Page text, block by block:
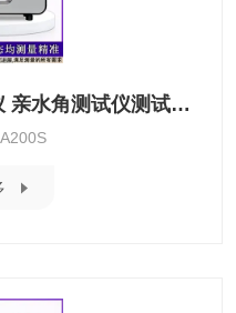
CA200S动态接触角测量仪 亲水角测试仪测试稳定